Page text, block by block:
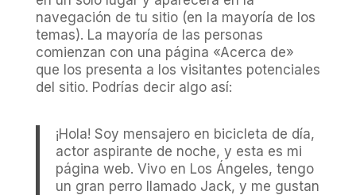
navegación de tu sitio (en la mayoría de los
temas). La mayoría de las personas
comienzan con una página «Acerca de»
que los presenta a los visitantes potenciales
del sitio. Podrías decir algo así:
¡Hola! Soy mensajero en bicicleta de día,
actor aspirante de noche, y esta es mi
página web. Vivo en Los Ángeles, tengo
un gran perro llamado Jack, y me gustan